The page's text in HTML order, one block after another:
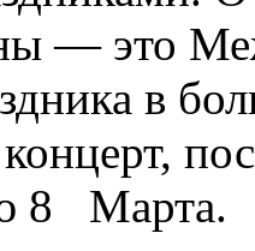
— это
в
8 Марта.